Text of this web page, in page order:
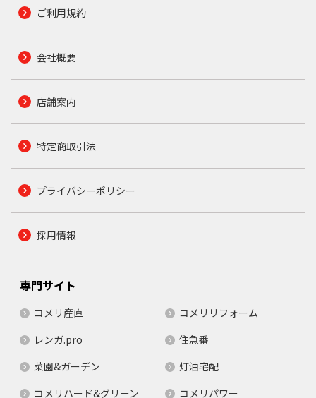
ご利用規約
会社概要
店舗案内
特定商取引法
プライバシーポリシー
採用情報
専門サイト
コメリ産直
コメリリフォーム
レンガ.pro
住急番
菜園&ガーデン
灯油宅配
コメリハード&グリーン
コメリパワー